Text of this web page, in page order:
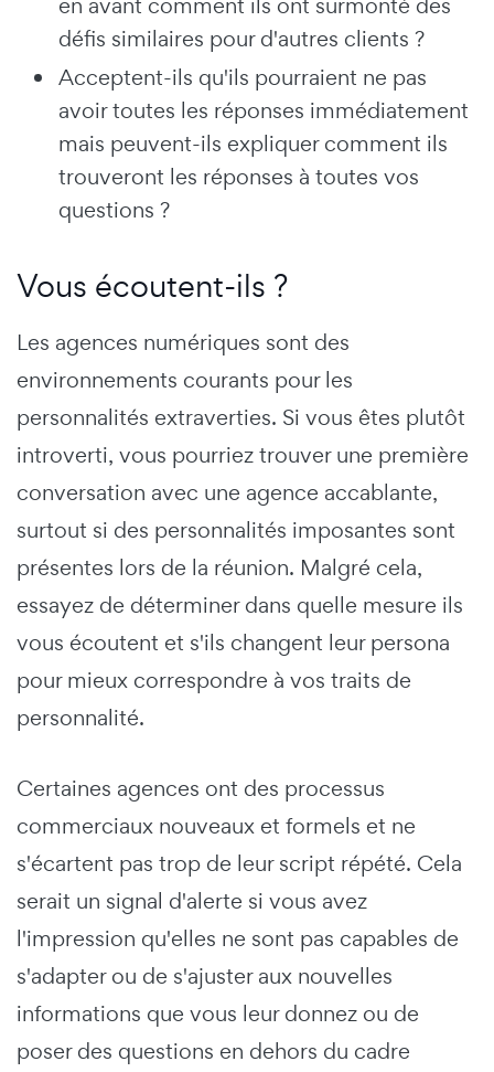
défis similaires pour d'autres clients ?
Acceptent-ils qu'ils pourraient ne pas
avoir toutes les réponses immédiatement
mais peuvent-ils expliquer comment ils
trouveront les réponses à toutes vos
questions ?
Vous écoutent-ils ?
Les agences numériques sont des
environnements courants pour les
personnalités extraverties. Si vous êtes plutôt
introverti, vous pourriez trouver une première
conversation avec une agence accablante,
surtout si des personnalités imposantes sont
présentes lors de la réunion. Malgré cela,
essayez de déterminer dans quelle mesure ils
vous écoutent et s'ils changent leur persona
pour mieux correspondre à vos traits de
personnalité.
Certaines agences ont des processus
commerciaux nouveaux et formels et ne
s'écartent pas trop de leur script répété. Cela
serait un signal d'alerte si vous avez
l'impression qu'elles ne sont pas capables de
s'adapter ou de s'ajuster aux nouvelles
informations que vous leur donnez ou de
poser des questions en dehors du cadre